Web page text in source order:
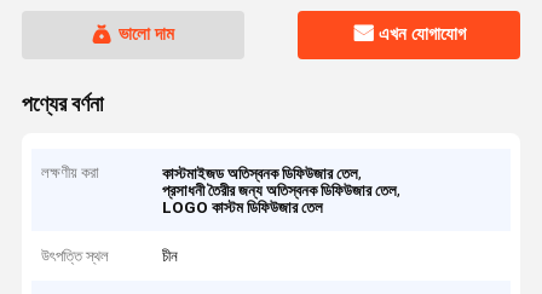
ভালো দাম এখন যোগাযোগ
পণ্যের বর্ণনা
লক্ষণীয় করা কাস্টমাইজড অতিস্বনক ডিফিউজার তেল,
প্রসাধনী তৈরীর জন্য অতিস্বনক ডিফিউজার তেল,
LOGO কাস্টম ডিফিউজার তেল
উৎপত্তি স্থল চীন